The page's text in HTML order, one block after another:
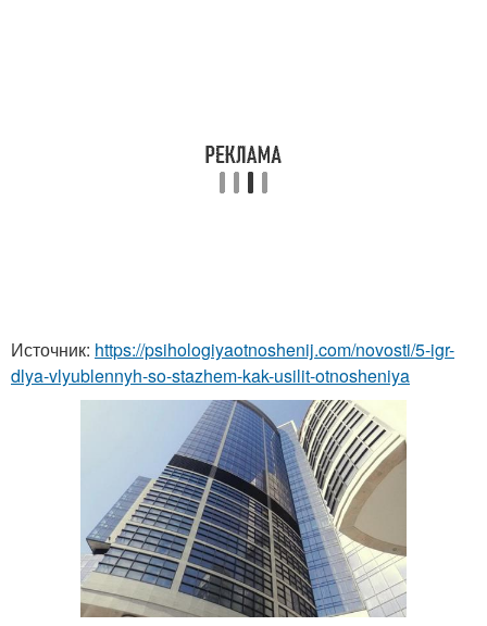
Источник: https://psihologiyaotnoshenij.com/novosti/5-igr-
dlya-vlyublennyh-so-stazhem-kak-usilit-otnosheniya